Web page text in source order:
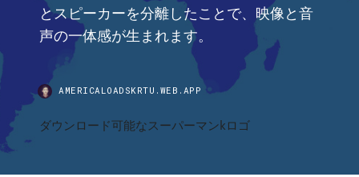
とスピーカーを分離したことで、映像と音
声の一体感が生まれます。
AMERICALOADSKRTU.WEB.APP
ダウンロード可能なスーパーマンkロゴ